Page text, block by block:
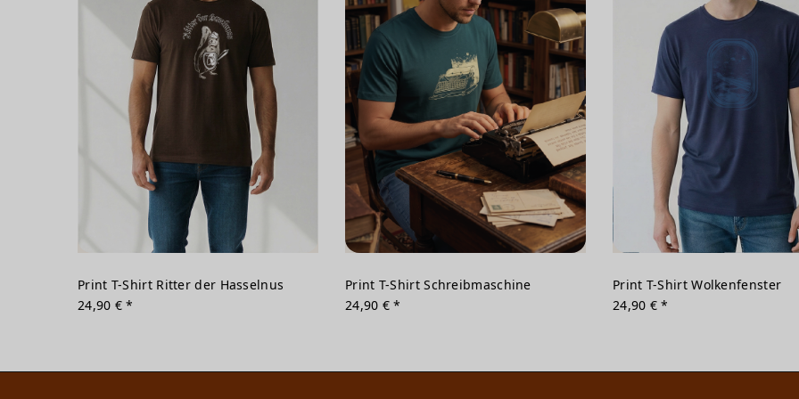
Print T-Shirt Ritter der Hasselnus
24,90 € *
Print T-Shirt Schreibmaschine
24,90 € *
Print T-Shirt Wolkenfenster
24,90 € *